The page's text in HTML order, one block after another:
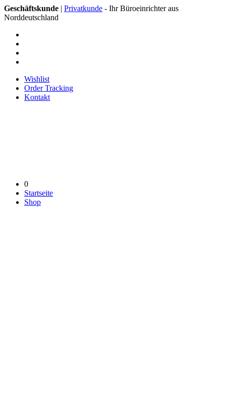
Geschäftskunde | Privatkunde - Ihr Büroeinrichter aus
Norddeutschland
Wishlist
Order Tracking
Kontakt
0
Startseite
Shop